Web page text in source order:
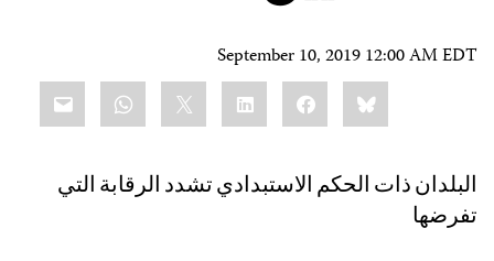
September 10, 2019 12:00 AM EDT
Bluesky
Facebook
LinkedIn
البلدان ذات الحكم الاستبدادي تشدد الرقابة التي
تفرضها